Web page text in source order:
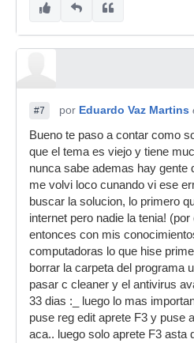
#7 por Eduardo Vaz Martins
Bueno te paso a contar como
que el tema es viejo y tiene
nunca sabe ademas hay gente
me volvi loco cunando vi ese
buscar la solucion, lo primero
internet pero nadie la tenia!
entonces con mis
computadoras lo que hise
borrar la carpeta del programa
pasar c cleaner y el antivirus
33 dias :_ luego lo mas
puse reg edit aprete F3 y puse
aca.. luego solo aprete F3 asta